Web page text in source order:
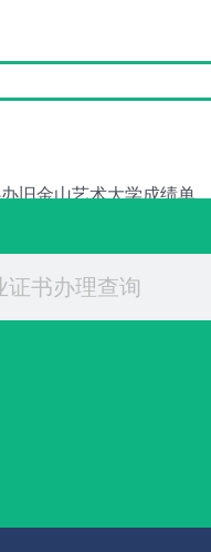
旧金山艺术大学成绩单